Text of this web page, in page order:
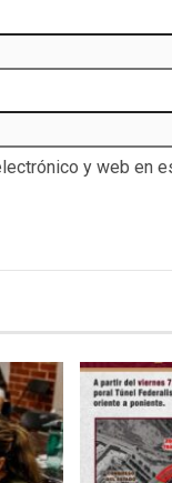
y web en